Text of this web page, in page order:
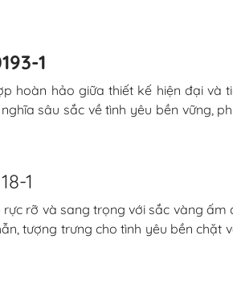
1
hoàn hảo giữa thiết kế hiện đại
sâu sắc về tình yêu bền vững,
1
rực rỡ và sang trọng với sắc vàng
tượng trưng cho tình yêu bền